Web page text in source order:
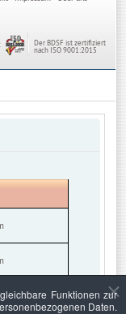
Der BDSF ist zertifiziert
nach ISO 9001:2015
Funktionen zur
Daten.